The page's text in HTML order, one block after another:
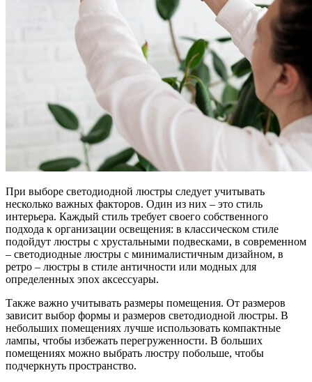
При выборе светодиодной люстры следует учитывать
несколько важных факторов. Один из них – это стиль
интерьера. Каждый стиль требует своего собственного
подхода к организации освещения: в классическом стиле
подойдут люстры с хрустальными подвесками, в современном
– светодиодные люстры с минималистичным дизайном, в
ретро – люстры в стиле античности или модных для
определенных эпох аксессуары.
Также важно учитывать размеры помещения. От размеров
зависит выбор формы и размеров светодиодной люстры. В
небольших помещениях лучше использовать компактные
лампы, чтобы избежать перегруженности. В больших
помещениях можно выбрать люстру побольше, чтобы
подчеркнуть пространство.